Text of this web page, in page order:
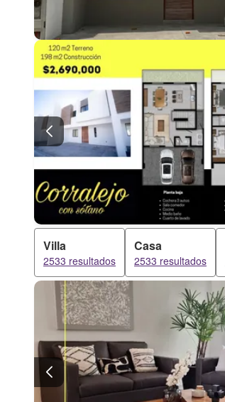
Villa
2533 resultados
Casa
2533 resultados